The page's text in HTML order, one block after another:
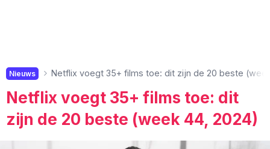
Nieuws Netflix voegt 35+ films toe: dit zijn de 20 beste
Netflix voegt 35+ films toe: dit
zijn de 20 beste (week 44, 2024)